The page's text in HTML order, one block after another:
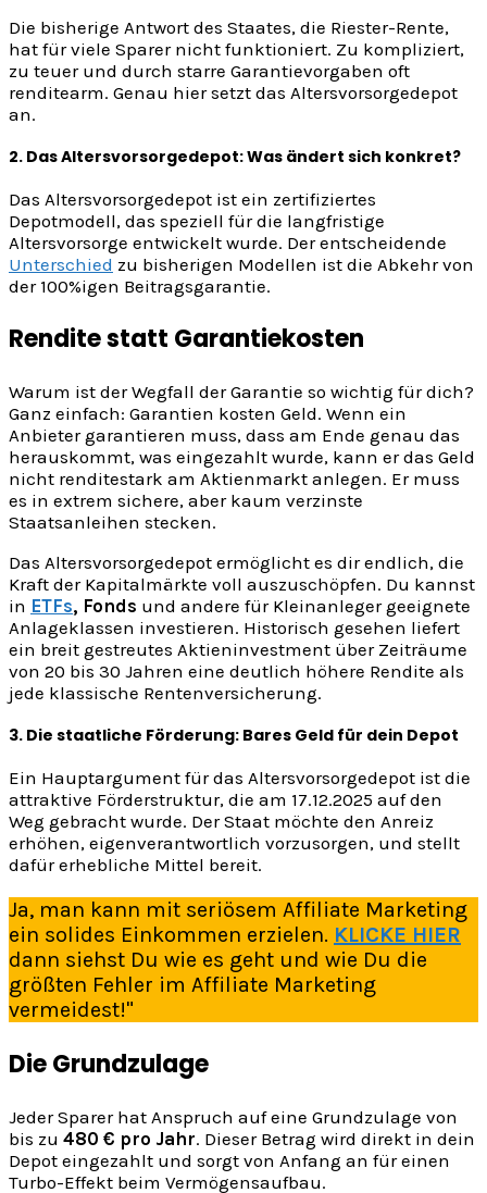
Die bisherige Antwort des Staates, die Riester-Rente,
hat für viele Sparer nicht funktioniert. Zu kompliziert,
zu teuer und durch starre Garantievorgaben oft
renditearm. Genau hier setzt das Altersvorsorgedepot
an.
2. Das Altersvorsorgedepot: Was ändert sich konkret?
Das Altersvorsorgedepot ist ein zertifiziertes
Depotmodell, das speziell für die langfristige
Altersvorsorge entwickelt wurde. Der entscheidende
Unterschied zu bisherigen Modellen ist die Abkehr von
der 100%igen Beitragsgarantie.
Rendite statt Garantiekosten
Warum ist der Wegfall der Garantie so wichtig für dich?
Ganz einfach: Garantien kosten Geld. Wenn ein
Anbieter garantieren muss, dass am Ende genau das
herauskommt, was eingezahlt wurde, kann er das Geld
nicht renditestark am Aktienmarkt anlegen. Er muss
es in extrem sichere, aber kaum verzinste
Staatsanleihen stecken.
Das Altersvorsorgedepot ermöglicht es dir endlich, die
Kraft der Kapitalmärkte voll auszuschöpfen. Du kannst
in ETFs, Fonds und andere für Kleinanleger geeignete
Anlageklassen investieren. Historisch gesehen liefert
ein breit gestreutes Aktieninvestment über Zeiträume
von 20 bis 30 Jahren eine deutlich höhere Rendite als
jede klassische Rentenversicherung.
3. Die staatliche Förderung: Bares Geld für dein Depot
Ein Hauptargument für das Altersvorsorgedepot ist die
attraktive Förderstruktur, die am 17.12.2025 auf den
Weg gebracht wurde. Der Staat möchte den Anreiz
erhöhen, eigenverantwortlich vorzusorgen, und stellt
dafür erhebliche Mittel bereit.
Ja, man kann mit seriösem Affiliate Marketing
ein solides Einkommen erzielen. KLICKE HIER
dann siehst Du wie es geht und wie Du die
größten Fehler im Affiliate Marketing
vermeidest!"
Die Grundzulage
Jeder Sparer hat Anspruch auf eine Grundzulage von
bis zu 480 € pro Jahr. Dieser Betrag wird direkt in dein
Depot eingezahlt und sorgt von Anfang an für einen
Turbo-Effekt beim Vermögensaufbau.